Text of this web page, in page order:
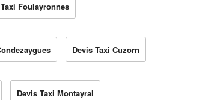
Foulayronnes
Devis Taxi Cuzorn
Devis Taxi Montayral